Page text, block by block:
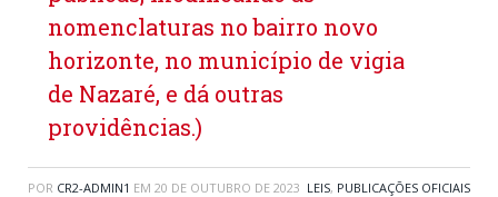
nomenclaturas no bairro novo
horizonte, no município de vigia
de Nazaré, e dá outras
providências.)
POR CR2-ADMIN1 EM 20 DE OUTUBRO DE 2023 LEIS, PUBLICAÇÕES OFICIAIS